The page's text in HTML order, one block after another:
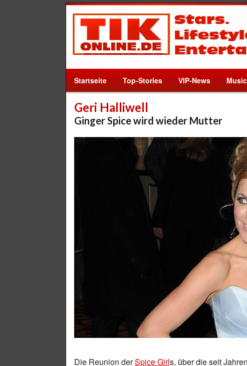
Startseite Top-Stories VIP-News
Geri Halliwell
Ginger Spice wird wieder Mutter
Die Reunion derSpice Girls, über die seit